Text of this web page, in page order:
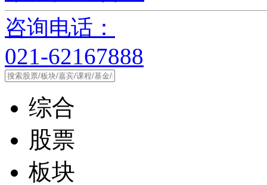
咨询电话：
021-62167888
综合
股票
板块